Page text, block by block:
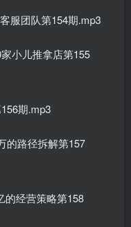
服团队第154期.mp3
小儿推拿店第155
期.mp3
的路径拆解第157
的经营策略第158